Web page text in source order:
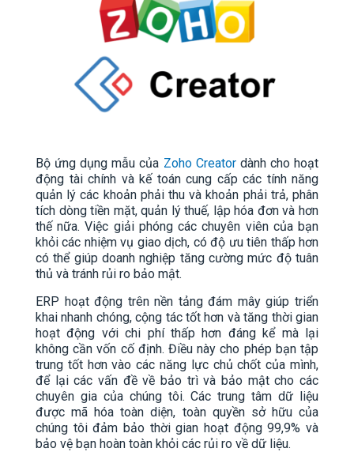
Bộ ứng dụng mẫu của Zoho Creatordành cho hoạt
động tài chính và kế toán cung cấp các tính năng
quản lý các khoản phải thu và khoản phải trả, phân
tích dòng tiền mặt, quản lý thuế, lập hóa đơn và hơn
thế nữa. Việc giải phóng các chuyên viên của bạn
khỏi các nhiệm vụ giao dịch, có độ ưu tiên thấp hơn
có thể giúp doanh nghiệp tăng cường mức độ tuân
thủ và tránh rủi ro bảo mật.
ERP hoạt động trên nền tảng đám mây giúp triển
khai nhanh chóng, cộng tác tốt hơn và tăng thời gian
hoạt động với chi phí thấp hơn đáng kể mà lại
không cần vốn cố định. Điều này cho phép bạn tập
trung tốt hơn vào các năng lực chủ chốt của mình,
để lại các vấn đề về bảo trì và bảo mật cho các
chuyên gia của chúng tôi. Các trung tâm dữ liệu
được mã hóa toàn diện, toàn quyền sở hữu của
chúng tôi đảm bảo thời gian hoạt động 99,9% và
bảo vệ bạn hoàn toàn khỏi các rủi ro về dữ liệu.